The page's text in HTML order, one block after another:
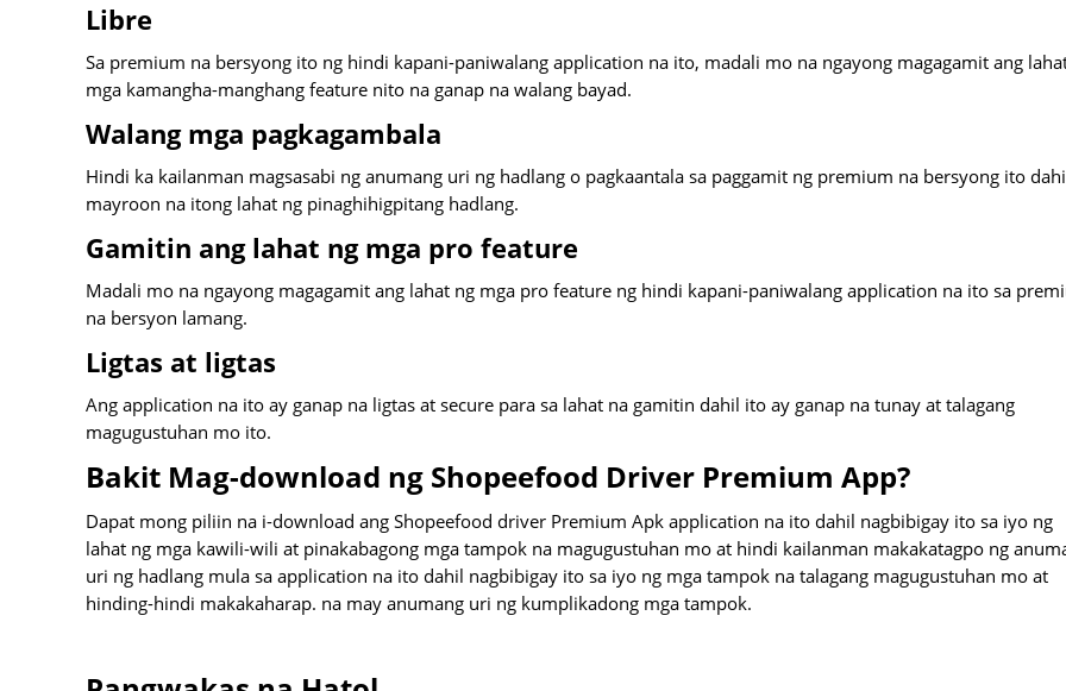
Libre
Sa premium na bersyong ito ng hindi kapani-paniwalang application na ito, madali mo na ngayong magagamit ang
mga kamangha-manghang feature nito na ganap na walang bayad.
Walang mga pagkagambala
Hindi ka kailanman magsasabi ng anumang uri ng hadlang o pagkaantala sa paggamit ng premium na bersyong ito
mayroon na itong lahat ng pinaghihigpitang hadlang.
Gamitin ang lahat ng mga pro feature
Madali mo na ngayong magagamit ang lahat ng mga pro feature ng hindi kapani-paniwalang application na ito sa
na bersyon lamang.
Ligtas at ligtas
Ang application na ito ay ganap na ligtas at secure para sa lahat na gamitin dahil ito ay ganap na tunay at talagang
magugustuhan mo ito.
Bakit Mag-download ng Shopeefood Driver Premium App?
Dapat mong piliin na i-download ang Shopeefood driver Premium Apk application na ito dahil nagbibigay ito sa iyo ng
lahat ng mga kawili-wili at pinakabagong mga tampok na magugustuhan mo at hindi kailanman makakatagpo ng
uri ng hadlang mula sa application na ito dahil nagbibigay ito sa iyo ng mga tampok na talagang magugustuhan mo at
hinding-hindi makakaharap. na may anumang uri ng kumplikadong mga tampok.